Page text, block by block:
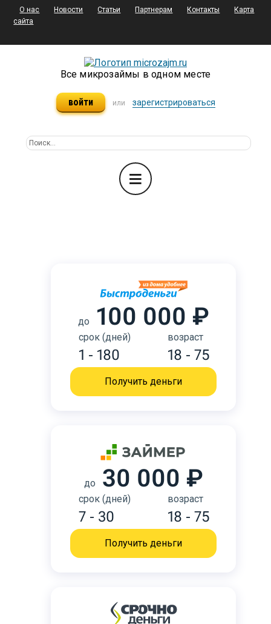
О нас Новости Статьи Партнерам Контакты
Карта
сайта
Все микрозаймы в одном месте
войти или зарегистрироваться
до 100 000 ₽
срок (дней)
1 - 180
возраст
18 - 75
Получить деньги
до 30 000 ₽
срок (дней)
7 - 30
возраст
18 - 75
Получить деньги